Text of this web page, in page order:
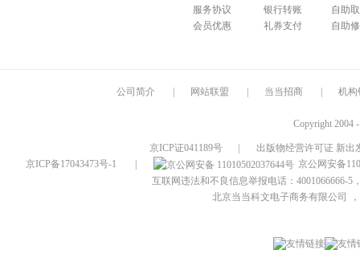
服务协议
会员优惠
银行转账
礼券支付
自助
自助
公司简介 网站联盟 当当招商 机构
Copyright 2004
京ICP证041189号
出版物经营许可证 新出
京ICP备17043473号-1
京公网安备
互联网违法和不良信息举报电话：4001066666-5
北京当当科文电子商务有限公司